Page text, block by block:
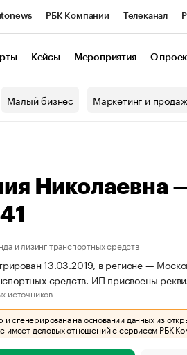
РБК Компании Телеканал
Кейсы Мероприятия О
Малый бизнес Маркетинг и
и лизинг транспортных средств
13.03.2019, в регионе —
средств. ИП присвоены
источников.
сгенерирована на основании данных из
имеет деловых отношений с сервисом РБК